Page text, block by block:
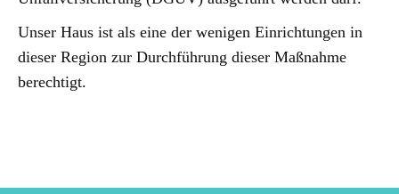
Unser Haus ist als eine der wenigen Einrichtungen in
dieser Region zur Durchführung dieser Maßnahme
berechtigt.